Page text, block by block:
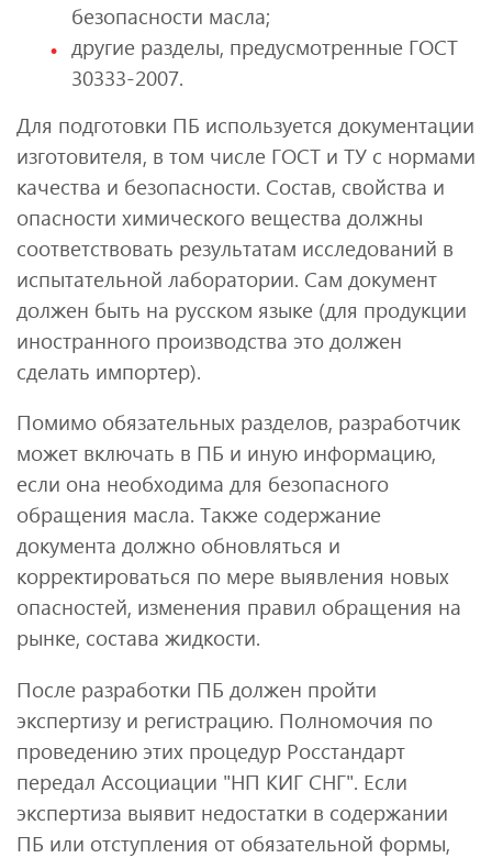
безопасности масла;
другие разделы, предусмотренные ГОСТ
30333-2007.
Для подготовки ПБ используется документации
изготовителя, в том числе ГОСТ и ТУ с нормами
качества и безопасности. Состав, свойства и
опасности химического вещества должны
соответствовать результатам исследований в
испытательной лаборатории. Сам документ
должен быть на русском языке (для продукции
иностранного производства это должен
сделать импортер).
Помимо обязательных разделов, разработчик
может включать в ПБ и иную информацию,
если она необходима для безопасного
обращения масла. Также содержание
документа должно обновляться и
корректироваться по мере выявления новых
опасностей, изменения правил обращения на
рынке, состава жидкости.
После разработки ПБ должен пройти
экспертизу и регистрацию. Полномочия по
проведению этих процедур Росстандарт
передал Ассоциации "НП КИГ СНГ". Если
экспертиза выявит недостатки в содержании
ПБ или отступления от обязательной формы,